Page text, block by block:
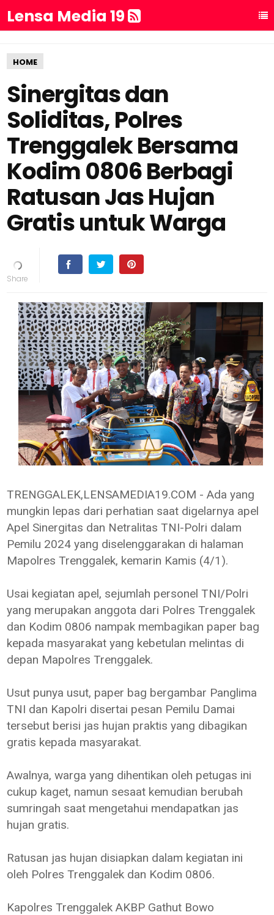
Lensa Media 19
HOME
Sinergitas dan
Soliditas, Polres
Trenggalek Bersama
Kodim 0806 Berbagi
Ratusan Jas Hujan
Gratis untuk Warga
TRENGGALEK,LENSAMEDIA19.COM - Ada yang
mungkin lepas dari perhatian saat digelarnya apel
Apel Sinergitas dan Netralitas TNI-Polri dalam
Pemilu 2024 yang diselenggarakan di halaman
Mapolres Trenggalek, kemarin Kamis (4/1).
Usai kegiatan apel, sejumlah personel TNI/Polri
yang merupakan anggota dari Polres Trenggalek
dan Kodim 0806 nampak membagikan paper bag
kepada masyarakat yang kebetulan melintas di
depan Mapolres Trenggalek.
Usut punya usut, paper bag bergambar Panglima
TNI dan Kapolri disertai pesan Pemilu Damai
tersebut berisi jas hujan praktis yang dibagikan
gratis kepada masyarakat.
Awalnya, warga yang dihentikan oleh petugas ini
cukup kaget, namun sesaat kemudian berubah
sumringah saat mengetahui mendapatkan jas
hujan gratis.
Ratusan jas hujan disiapkan dalam kegiatan ini
oleh Polres Trenggalek dan Kodim 0806.
Kapolres Trenggalek AKBP Gathut Bowo